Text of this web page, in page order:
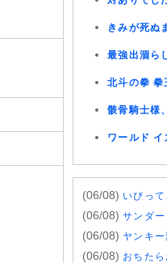
きみが死ぬ
最強出涸ら
北斗の拳
骸骨騎士様
ワールド
(06/08) いびっ
(06/08)サンダ
(06/08) ヤンキ
(06/08) おちた